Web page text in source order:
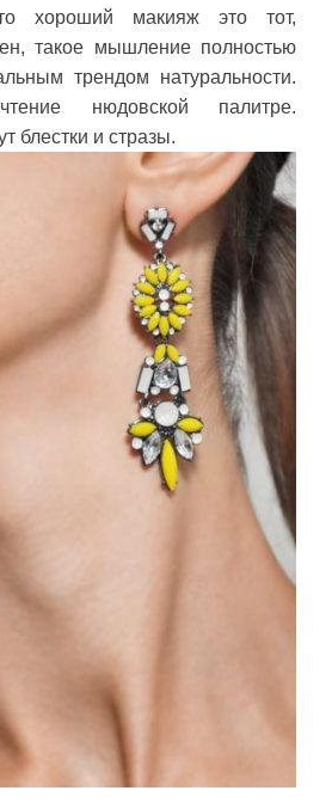
хороший макияж это тот,
такое мышление полностью
трендом натуральности.
нюдовской палитре.
блестки и стразы.